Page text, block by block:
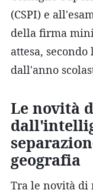
(CSPI) e
della firma
attesa,
dall'anno
Le novità
geografia
Tra le novità di